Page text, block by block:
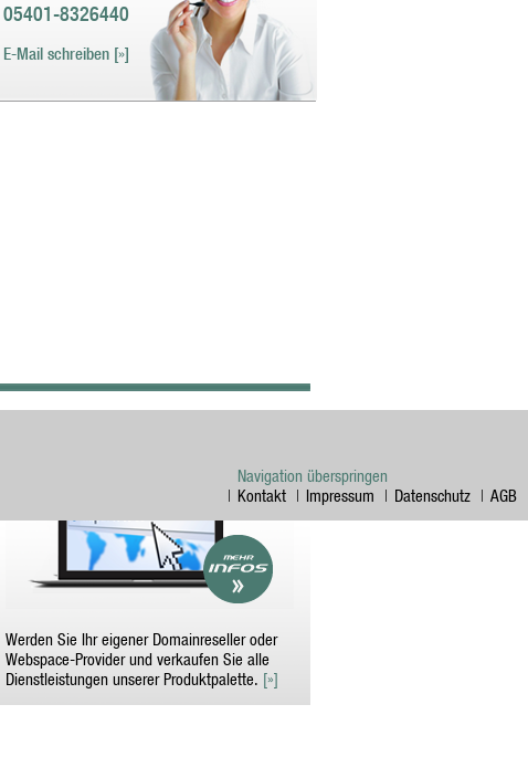
05401-8326440
E-Mail schreiben [»]
DOMAINRESELLER WERDEN
Werden Sie Ihr eigener Domainreseller oder
Webspace-Provider und verkaufen Sie alle
Dienstleistungen unserer Produktpalette. [»]
Navigation überspringen
Kontakt
Impressum Datenschutz AGB